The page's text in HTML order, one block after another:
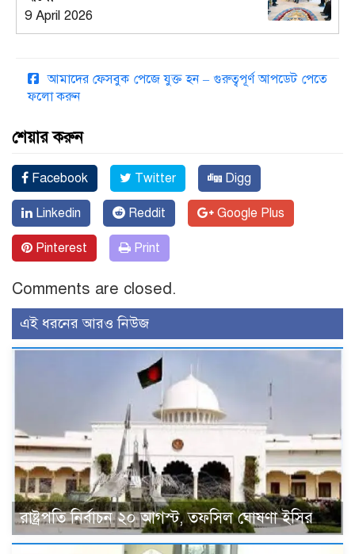
9 April 2026
আমাদের ফেসবুক পেজে যুক্ত হন – গুরুত্বপূর্ণ আপডেট পেতে
ফলো করুন
শেয়ার করুন
Facebook Twitter Digg
Linkedin Reddit Google Plus
Pinterest Print
Comments are closed.
এই ধরনের আরও নিউজ
রাষ্ট্রপতি নির্বাচন ২০ আগস্ট, তফসিল ঘোষণা ইসির